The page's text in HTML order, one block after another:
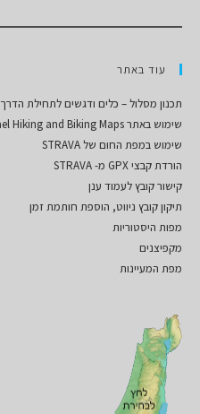
עוד באתר
תכנון מסלול – כלים ודגשים לתחילת הדרך
שימוש באתר Israel Hiking and Biking Maps
שימוש במפת החום של STRAVA
הורדת קבצי GPX מ- STRAVA
קישור קובץ לעמוד ענן
תיקון קובץ ניווט, הוספת חותמת זמן
מפות היסטוריות
מקפיצנים
מפת המעיינות